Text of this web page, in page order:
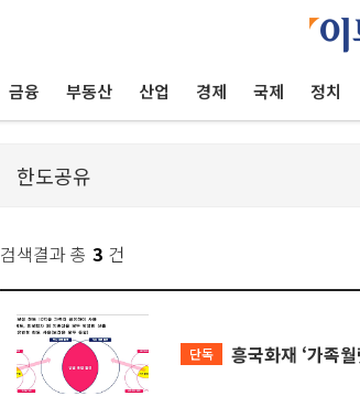
금융 부동산 산업 경제 국제 정치
검색결과 총 3 건
단독 흥국화재 ‘가족